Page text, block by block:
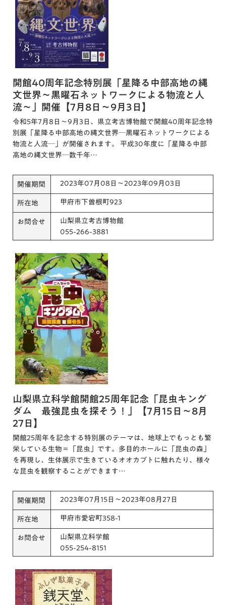
開館40周年記念特別展「星降る中部高地の縄
文世界～黒曜石ネットワークによる物流と人
流～」開催【7月8日～9月3日】
令和5年7月8日～9月3日、県立考古博物館で開館40周年記念特
別展「星降る中部高地の縄文世界─黒曜石ネットワークによる
物流と人流─」が開催されます。 平成30年度に「星降る中部
高地の縄文世界─数千年…
開催期間 2023年07月08日～2023年09月03日
所在地 甲府市下曽根町923
お問合せ
山梨県立考古博物館
055-266-3881
山梨県立科学館開館25周年記念「昆虫キング
ダム 最強昆虫を探そう！」【7月15日～8月
27日】
開館25周年を記念する特別展のテーマは、地球上でもっとも繁
栄している生物＝「昆虫」です。多目的ホールに「昆虫の森」
を再現し、生体展示で生きているオオカブトに触れたり、様々
な昆虫を観察することができます…
開催期間 2023年07月15日～2023年08月27日
所在地 甲府市愛宕町358-1
お問合せ
山梨県立科学館
055-254-8151